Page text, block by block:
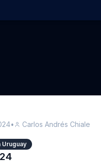
• Carlos Andrés Chiale
Uruguay